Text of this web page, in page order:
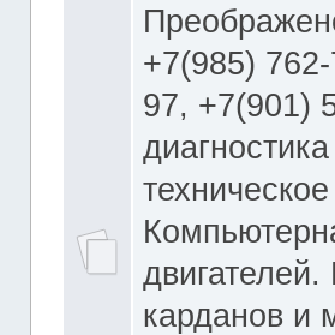
+7(985)
97, +7(901)
карданов и